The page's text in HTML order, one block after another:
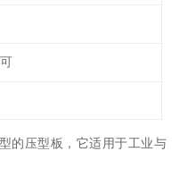
的压型板，它适用于工业与